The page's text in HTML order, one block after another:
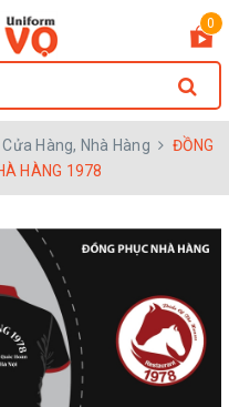
0
Hàng, Nhà Hàng
ĐỒNG
HÀNG 1978